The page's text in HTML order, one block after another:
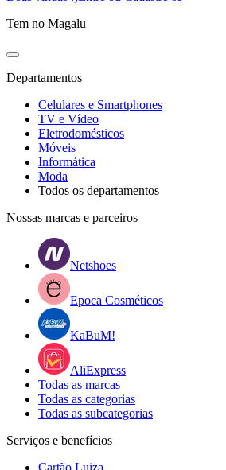
Tem no Magalu
Departamentos
Celulares e Smartphones
TV e Vídeo
Eletrodomésticos
Móveis
Informática
Moda
Todos os departamentos
Nossas marcas e parceiros
Netshoes
Epoca Cosméticos
KaBuM!
AliExpress
Todas as marcas
Todas as categorias
Todas as subcategorias
Serviços e benefícios
Cartão Luiza